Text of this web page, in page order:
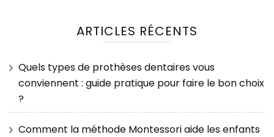
ARTICLES RÉCENTS
Quels types de prothèses dentaires vous
conviennent : guide pratique pour faire le bon choix
?
Comment la méthode Montessori aide les enfants